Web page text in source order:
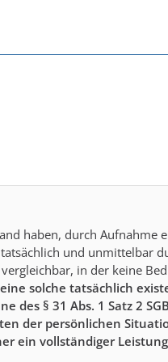
haben, durch Aufnahme
und unmittelbar
in der keine
solche tatsächlich
des § 31 Abs. 1 Satz 2
der persönlichen
ein vollständiger